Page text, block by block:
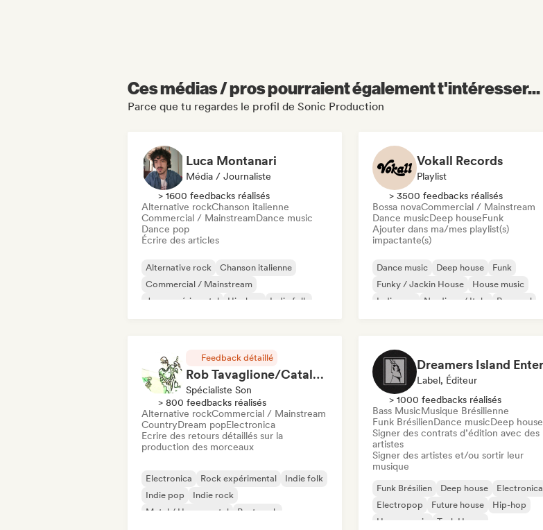
Ces médias / pros pourraient également t'intéresser...
Parce que tu regardes le profil de Sonic Production
Luca Montanari
Média / Journaliste
> 1600 feedbacks réalisés
Alternative rockChanson italienne
Commercial / MainstreamDance music
Dance pop
Écrire des articles
Alternative rock
Chanson italienne
Commercial / Mainstream
Jazz expérimental
Hip-hop
Indie folk
Vokall Records
Playlist
> 3500 feedbacks réalisés
Bossa novaCommercial / Mainstream
Dance musicDeep houseFunk
Ajouter dans ma/mes playlist(s)
impactante(s)
Dance music Deep house
Funk
Funky / Jackin House
House music
Indie pop
Nu-disco / Italo Pop soul
Feedback détaillé
Rob Tavaglione/Catalyst Recording
Spécialiste Son
> 800 feedbacks réalisés
Alternative rockCommercial / Mainstream
CountryDream popElectronica
Ecrire des retours détaillés sur la
production des morceaux
Electronica Rock expérimental
Indie folk
Indie pop
Indie rock
Metal / Heavy metal
Post punk
Label, Éditeur
> 1000 feedbacks réalisés
Bass MusicMusique Brésilienne
Funk BrésilienDance musicDeep house
Signer des contrats d’édition avec des
artistes
Signer des artistes et/ou sortir leur
musique
Funk Brésilien Deep house
Electronica
Electropop
Future house
Hip-hop
House music
Tech House